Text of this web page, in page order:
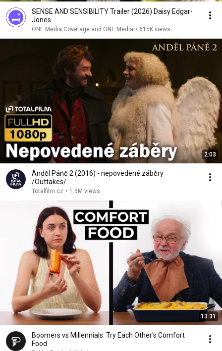
SENSE AND SENSIBILITY Trailer (2026) Daisy Edgar-
Jones
ONE Media Coverage and ONE Media • 615K views
2:03
Anděl Páně 2 (2016) - nepovedené záběry
/Outtakes/
Totalfilm.cz • 1.5M views
13:31
Boomers vs Millennials: Try Each Other's Comfort
Food